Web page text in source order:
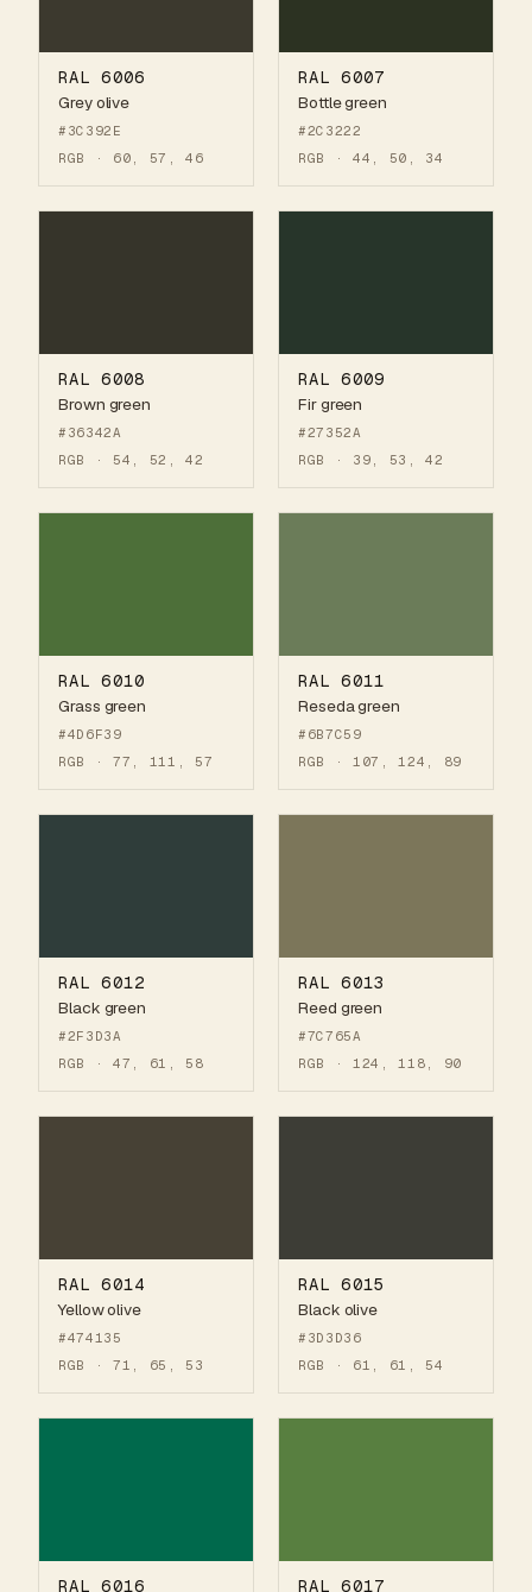
RAL 6006
Grey olive
#3C392E
RGB · 60, 57, 46
RAL 6007
Bottle green
#2C3222
RGB · 44, 50, 34
RAL 6008
Brown green
#36342A
RGB · 54, 52, 42
RAL 6009
Fir green
#27352A
RGB · 39, 53, 42
RAL 6010
Grass green
#4D6F39
RGB · 77, 111, 57
RAL 6011
Reseda green
#6B7C59
RGB · 107, 124, 89
RAL 6012
Black green
#2F3D3A
RGB · 47, 61, 58
RAL 6013
Reed green
#7C765A
RGB · 124, 118, 90
RAL 6014
Yellow olive
#474135
RGB · 71, 65, 53
RAL 6015
Black olive
#3D3D36
RGB · 61, 61, 54
RAL 6016 RAL 6017